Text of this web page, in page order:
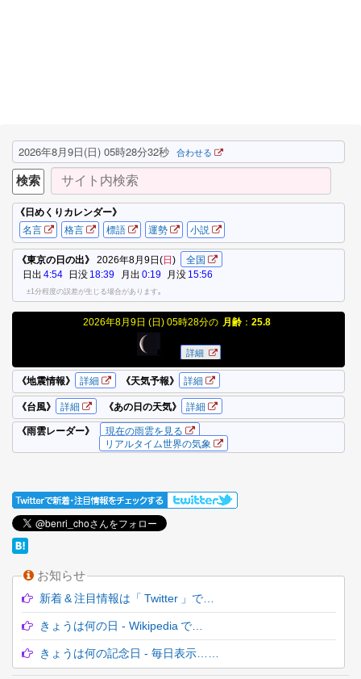
2026年8月9日(日) 05時28分33秒 合わせる
お知らせ
新着 & 注目情報は「 Twitter 」で…
きょうは何の日 - Wikipedia で…
きょうは何の記念日 - 毎日表示……